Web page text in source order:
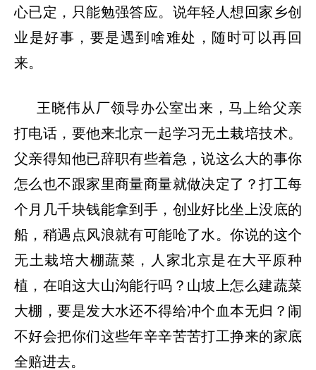
心已定，只能勉强答应。说年轻人想回家乡创
业是好事，要是遇到啥难处，随时可以再回
来。
王晓伟从厂领导办公室出来，马上给父亲
打电话，要他来北京一起学习无土栽培技术。
父亲得知他已辞职有些着急，说这么大的事你
怎么也不跟家里商量商量就做决定了？打工每
个月几千块钱能拿到手，创业好比坐上没底的
船，稍遇点风浪就有可能呛了水。你说的这个
无土栽培大棚蔬菜，人家北京是在大平原种
植，在咱这大山沟能行吗？山坡上怎么建蔬菜
大棚，要是发大水还不得给冲个血本无归？闹
不好会把你们这些年辛辛苦苦打工挣来的家底
全赔进去。